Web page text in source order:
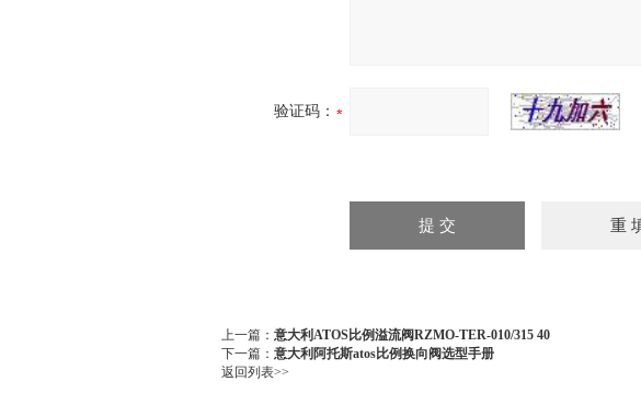
验证码：
上一篇： 意大利ATOS比例溢流阀RZMO-TER-010/315 40
下一篇： 意大利阿托斯atos比例换向阀选型手册
返回列表>>